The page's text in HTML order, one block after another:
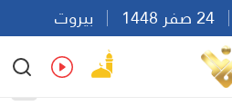
بيروت
Ar